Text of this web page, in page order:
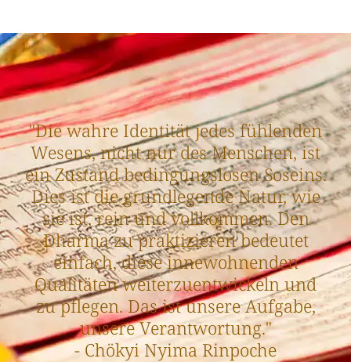
"Die wahre Identität jedes fühlenden
Wesens, nicht nur des Menschen, ist
ein Zustand bedingungslosen Soseins.
Dies ist die grundlegende Natur, wie
sie ist, rein und vollkommen. Den
Dharma zu praktizieren bedeutet
einfach, diese innewohnenden
Qualitäten weiterzuentwickeln und
zu pflegen. Das ist unsere Aufgabe,
unsere Verantwortung."
- Chökyi Nyima Rinpoche